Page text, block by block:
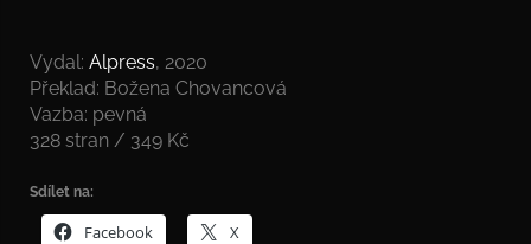
Vydal: Alpress, 2020
Překlad: Božena Chovancová
Vazba: pevná
328 stran / 349 Kč
Sdílet na:
Facebook X